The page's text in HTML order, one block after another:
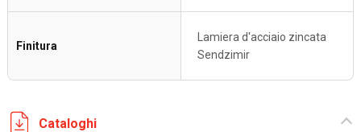
Finitura
Lamiera d'acciaio zincata
Sendzimir
Cataloghi